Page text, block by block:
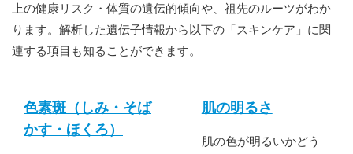
上の健康リスク・体質の遺伝的傾向や、祖先のルーツがわか
ります。解析した遺伝子情報から以下の「スキンケア」に関
連する項目も知ることができます。
色素斑（しみ・そば
かす・ほくろ）
肌の明るさ
肌の色が明るいかどう